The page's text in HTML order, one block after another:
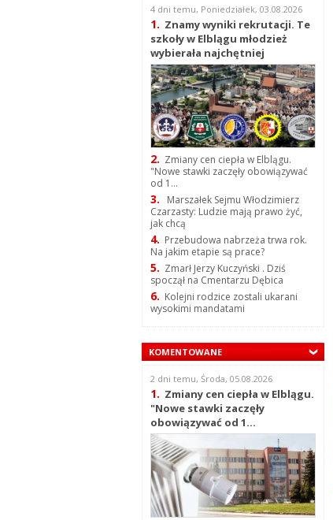
4 dni temu, Poniedziałek, 03.08.2026
1. Znamy wyniki rekrutacji. Te
szkoły w Elblągu młodzież
wybierała najchętniej
2. Zmiany cen ciepła w Elblągu.
"Nowe stawki zaczęły obowiązywać
od 1...
3.
Marszałek Sejmu Włodzimierz
Czarzasty: Ludzie mają prawo żyć,
jak chcą
4. Przebudowa nabrzeża trwa rok.
Na jakim etapie są prace?
5. Zmarł Jerzy Kuczyński . Dziś
spoczął na Cmentarzu Dębica
6. Kolejni rodzice zostali ukarani
wysokimi mandatami
KOMENTOWANE
2 dni temu, Środa, 05.08.2026
1. Zmiany cen ciepła w Elblągu.
"Nowe stawki zaczęły
obowiązywać od 1...